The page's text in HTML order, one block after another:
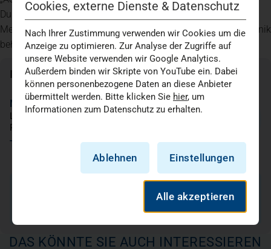
Durchblutungsstörungen der Beine und der Halsschlagader.
Mehr als 4000 Patienten pro Jahr werden ambulant in der Klinik
behandelt, rund 2000 stationär.
Ihre Ansprechpartner
Marlene Lepper
Leitung Unternehmenskommunikation
Region Münster
Tel.: 0251 935 4023
DAS KÖNNTE SIE AUCH INTERESSIEREN
Cookies, externe Dienste & Datenschutz
Nach Ihrer Zustimmung verwenden wir Cookies um die
Anzeige zu optimieren. Zur Analyse der Zugriffe auf
unsere Website verwenden wir Google Analytics.
Außerdem binden wir Skripte von YouTube ein. Dabei
können personenbezogene Daten an diese Anbieter
übermittelt werden. Bitte klicken Sie hier, um
Informationen zum Datenschutz zu erhalten.
Ablehnen Einstellungen
Alle akzeptieren